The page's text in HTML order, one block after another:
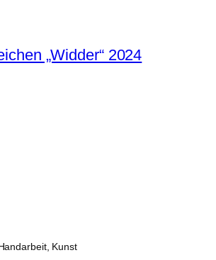
„Widder“ 2024
Kunst